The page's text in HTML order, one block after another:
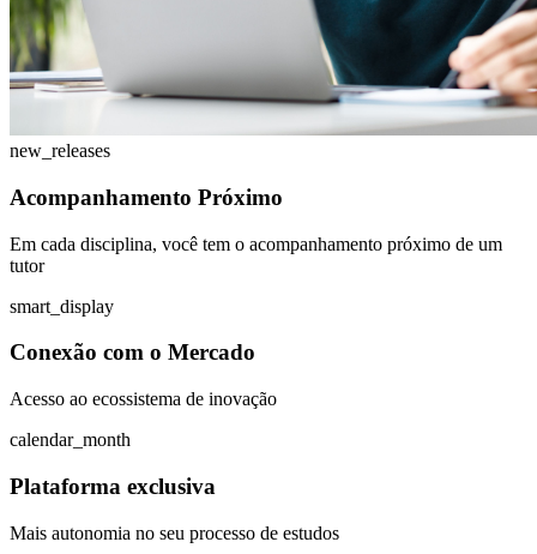
new_releases
Acompanhamento Próximo
Em cada disciplina, você tem o acompanhamento próximo de um
tutor
smart_display
Conexão com o Mercado
Acesso ao ecossistema de inovação
calendar_month
Plataforma exclusiva
Mais autonomia no seu processo de estudos